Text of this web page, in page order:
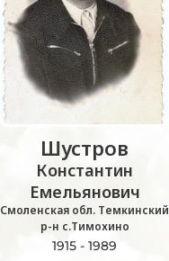
Шустров
Константин
Емельянович
Смоленская обл. Темкинский
р-н с.Тимохино
1915 - 1989